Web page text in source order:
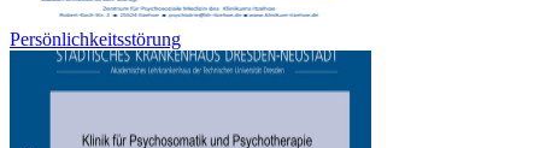
Persönlichkeitsstörung